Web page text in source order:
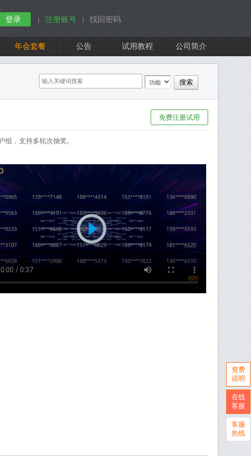
登录 注册账号 找回密码
年会套餐 公告 试用教程 公司简介
免费注册试用
，支持多轮次抽奖。
资费
说明
在线
客服
客服
热线